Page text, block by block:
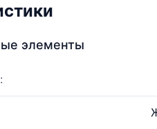
элементы